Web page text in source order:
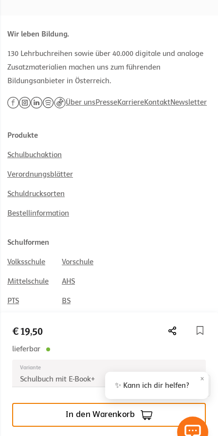
€ 19,50
lieferbar
Variante
Schulbuch mit E-Book+
In den Warenkorb
Wir leben Bildung.
130 Lehrbuchreihen sowie über 40.000 digitale und analoge
Zusatzmaterialien machen uns zum führenden
Bildungsanbieter in Österreich.
Über unsPresseKarriereKontaktNewsletter
Produkte
Schulbuchaktion
Verordnungsblätter
Schuldrucksorten
Bestellinformation
Schulformen
Volksschule Vorschule
Mittelschule AHS
PTS BS
© 2026 Österreichischer Bundesverlag Schulbuch GmbH & Co. KG,
Impressum AGB
Nutzungsbedingungen
✨ Kann ich dir helfen?
×